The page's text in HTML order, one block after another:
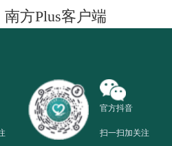
南方Plus客户端
官方抖音
扫一扫加关注